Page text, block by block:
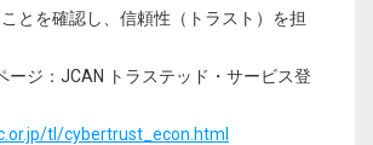
とを確認し、信頼性（トラスト）を担
ージ：JCAN トラステッド・サービス登
tl/cybertrust_econ.html